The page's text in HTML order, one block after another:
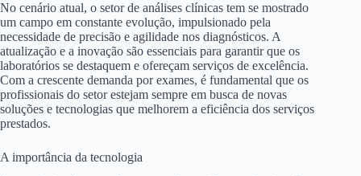
No cenário atual, o setor de análises clínicas tem se mostrado
um campo em constante evolução, impulsionado pela
necessidade de precisão e agilidade nos diagnósticos. A
atualização e a inovação são essenciais para garantir que os
laboratórios se destaquem e ofereçam serviços de excelência.
Com a crescente demanda por exames, é fundamental que os
profissionais do setor estejam sempre em busca de novas
soluções e tecnologias que melhorem a eficiência dos serviços
prestados.
A importância da tecnologia